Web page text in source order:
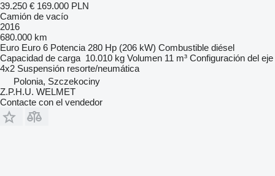
39.250 € 169.000 PLN
Camión de vacío
2016
680.000 km
Euro Euro 6 Potencia 280 Hp (206 kW) Combustible diésel
Capacidad de carga 10.010 kg Volumen 11 m³ Configuración del eje
4x2 Suspensión resorte/neumática
Polonia, Szczekociny
Z.P.H.U. WELMET
Contacte con el vendedor